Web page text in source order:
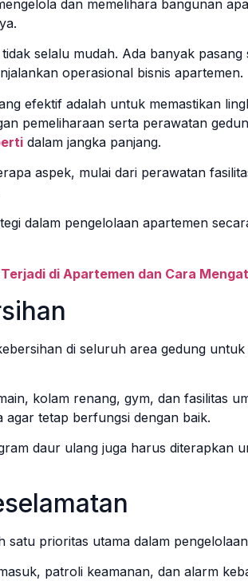
dan memelihara bangunan
selalu mudah. Ada banyak
operasional bisnis apartemen.
efektif adalah untuk memastikan
pemeliharaan serta perawatan
dalam jangka panjang.
aspek, mulai dari perawatan
dalam pengelolaan apartemen
di Apartemen dan Cara
di seluruh area gedung
kolam renang, gym, dan fasilitas
tetap berfungsi dengan baik.
daur ulang juga harus diterapkan
satu prioritas utama dalam
patroli keamanan, dan alarm